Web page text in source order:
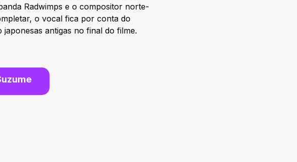
Radwimps e o compositor norte-
o vocal fica por conta do
antigas no final do filme.